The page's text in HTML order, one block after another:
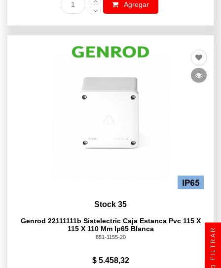
Agregar
Stock 35
Genrod 22111111b Sistelectric Caja Estanca Pvc 115 X
115 X 110 Mm Ip65 Blanca
851-1155-20
$ 5.458,32 FILTRAR